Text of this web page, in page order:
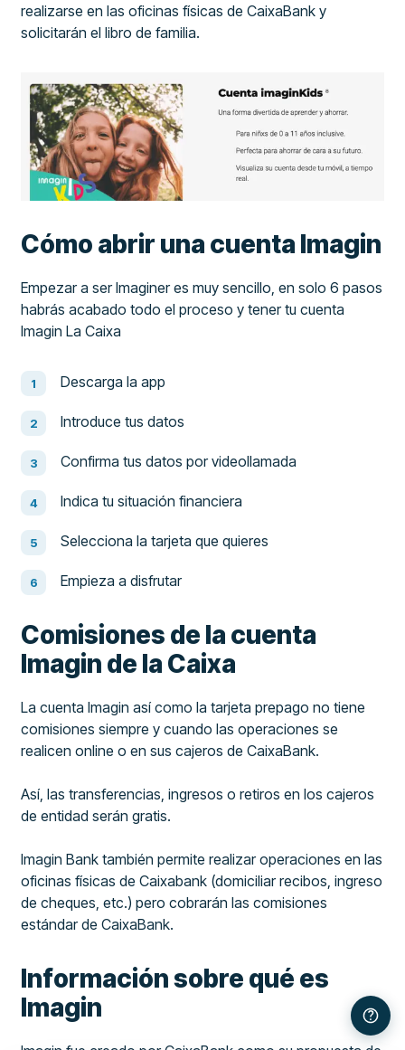
realizarse en las oficinas físicas de CaixaBank y
solicitarán el libro de familia.
Cómo abrir una cuenta Imagin
Empezar a ser Imaginer es muy sencillo, en solo 6 pasos
habrás acabado todo el proceso y tener tu cuenta
Imagin La Caixa
Descarga la app
Introduce tus datos
Confirma tus datos por videollamada
Indica tu situación financiera
Selecciona la tarjeta que quieres
Empieza a disfrutar
Comisiones de la cuenta
Imagin de la Caixa
La cuenta Imagin así como la tarjeta prepago no tiene
comisiones siempre y cuando las operaciones se
realicen online o en sus cajeros de CaixaBank.
Así, las transferencias, ingresos o retiros en los cajeros
de entidad serán gratis.
Imagin Bank también permite realizar operaciones en las
oficinas físicas de Caixabank (domiciliar recibos, ingreso
de cheques, etc.) pero cobrarán las comisiones
estándar de CaixaBank.
Información sobre qué es
Imagin